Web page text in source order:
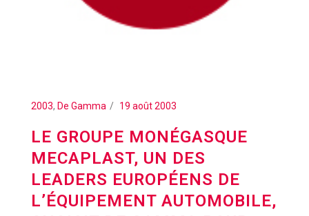
2003, De Gamma 19 août 2003
LE GROUPE MONÉGASQUE
MECAPLAST, UN DES
LEADERS EUROPÉENS DE
L’ÉQUIPEMENT AUTOMOBILE,